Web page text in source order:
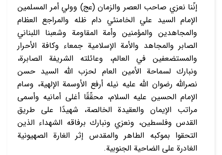
إنّنا نعزي صاحب العصر والزمان (عج) وولي أمر المسلمين
الإمام السيد علي الخامنئي دام ظله والمراجع العظام
والمجاهدين والمؤمنين وأمة المقاومة وشعبنا اللبناني
الصابر والمجاهد والأمة الإسلامية جمعاء وكافة الأحرار
والمستضعفين في العالم، وعائلته الشريفة الصابرة،
ونبارك لسماحة الأمين العام لحزب الله السيد حسن
نصرالله رضوان الله عليه نيله أرفع الأوسمة الإلهية، وسام
الإمام الحسين عليه السلام، محقّقًا أغلى أمانيه وأسمى
مراتب الإيمان والعقيدة الخالصة، شهيدًا على طريق
القدس وفلسطين، ونعزي ونبارك برفاقه الشهداء الذين
التحقوا بموكبه الطاهر والمقدس إثر الغارة الصهيونية
الغادرة على الضاحية الجنوبية.